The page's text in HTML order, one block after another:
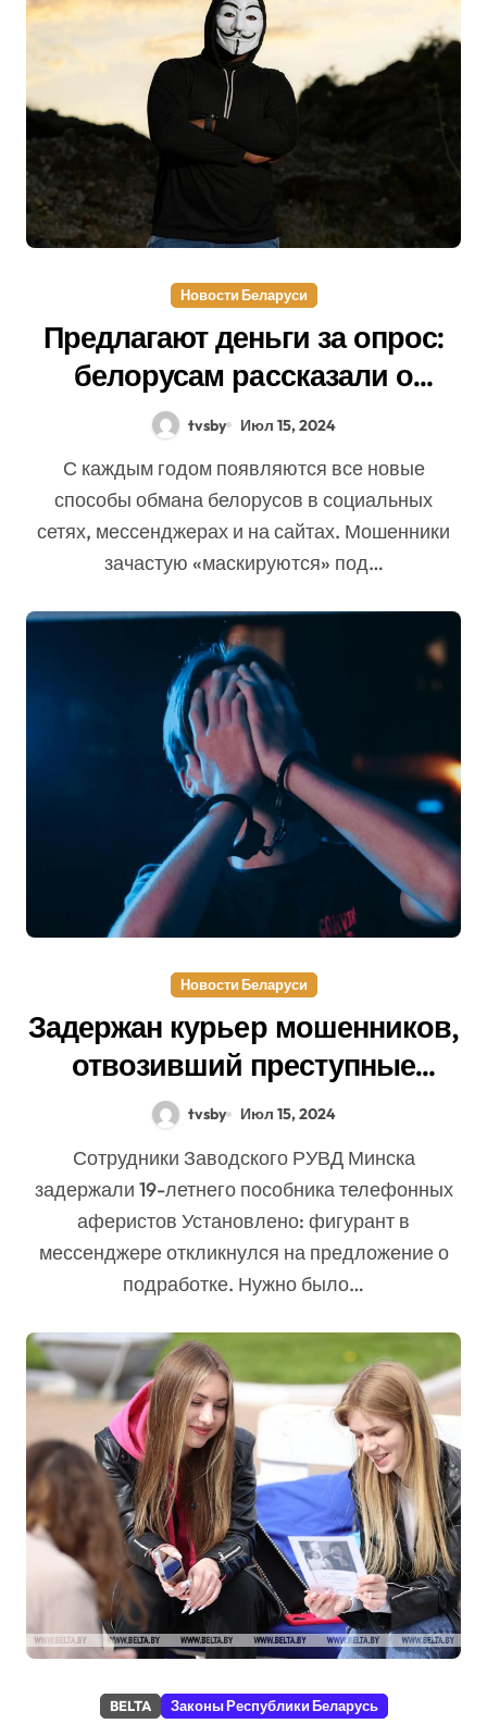
Новости Беларуси
Предлагают деньги за опрос:
белорусам рассказали о
новых видах мошенничества
tvsby Июл 15, 2024
С каждым годом появляются все новые
способы обмана белорусов в социальных
сетях, мессенджерах и на сайтах. Мошенники
зачастую «маскируются» под…
Новости Беларуси
Задержан курьер мошенников,
отвозивший преступные
деньги на такси за границу
tvsby Июл 15, 2024
Сотрудники Заводского РУВД Минска
задержали 19-летнего пособника телефонных
аферистов Установлено: фигурант в
мессенджере откликнулся на предложение о
подработке. Нужно было…
BELTA Законы Республики Беларусь